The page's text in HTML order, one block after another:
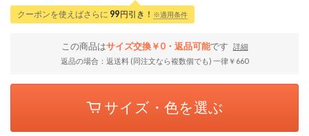
クーポンを使えばさらに 99円引き！ ※適用条件
この商品はサイズ交換￥0・返品可能です
詳細
返品の場合：返送料 (同注文なら複数個でも) 一律￥660
サイズ・色を選ぶ